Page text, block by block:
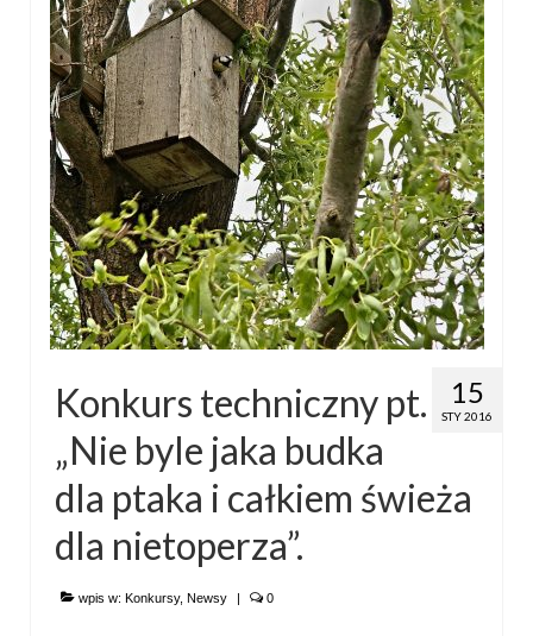
15
STY 2016
Konkurs techniczny pt.
„Nie byle jaka budka
dla ptaka i całkiem świeża
dla nietoperza”.
wpis w: Konkursy, Newsy | 0